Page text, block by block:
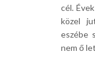
cél.
közel
eszébe
nem ő